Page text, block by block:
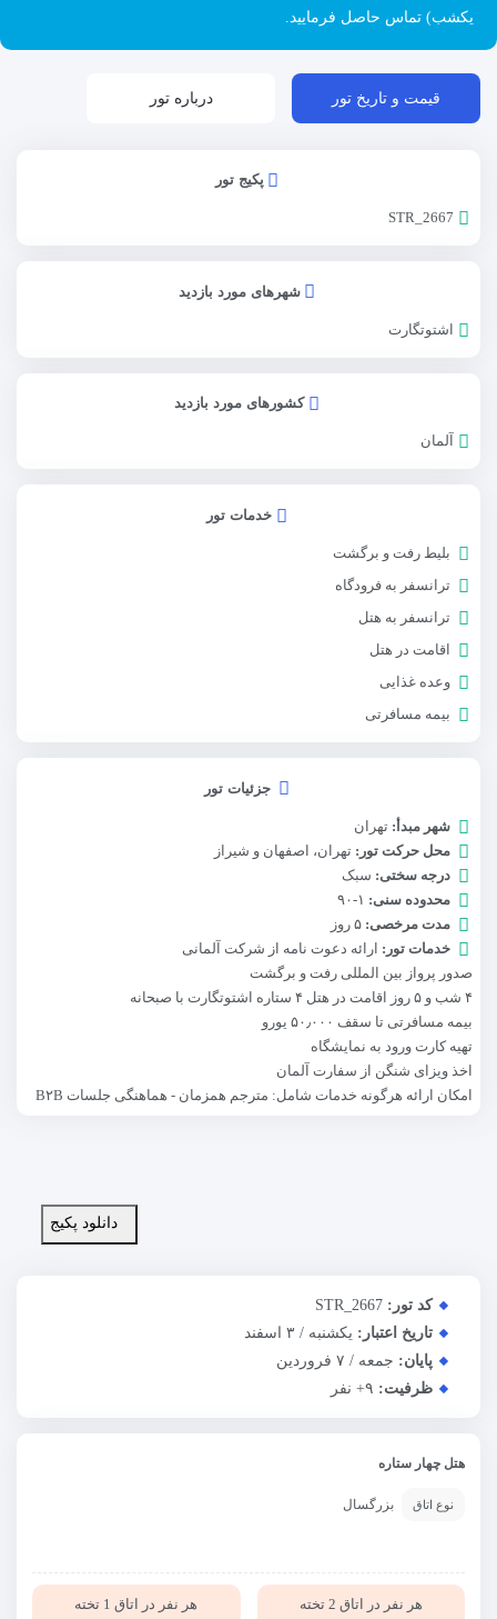
یکشب) تماس حاصل فرمایید.
قیمت و تاریخ تور درباره تور
پکیج تور
STR_2667
شهرهای مورد بازدید
اشتوتگارت
کشورهای مورد بازدید
آلمان
خدمات تور
بلیط رفت و برگشت
ترانسفر به فرودگاه
ترانسفر به هتل
اقامت در هتل
وعده غذایی
بیمه مسافرتی
جزئیات تور
شهر مبدأ: تهران
محل حرکت تور: تهران، اصفهان و شیراز
درجه سختی: سبک
محدوده سنی: ۱-۹۰
مدت مرخصی: ۵ روز
خدمات تور: ارائه دعوت نامه از شرکت آلمانی
صدور پرواز بین المللی رفت و برگشت
۴ شب و ۵ روز اقامت در هتل ۴ ستاره اشتوتگارت با صبحانه
بیمه مسافرتی تا سقف ۵۰٫۰۰۰ یورو
تهیه کارت ورود به نمایشگاه
اخذ ویزای شنگن از سفارت آلمان
امکان ارائه هرگونه خدمات شامل: مترجم همزمان - هماهنگی جلسات B۲B
دانلود پکیج
کد تور: STR_2667
تاریخ اعتبار: یکشنبه / ۳ اسفند
پایان: جمعه / ۷ فروردین
ظرفیت: +۹ نفر
هتل چهار ستاره
نوع اتاق بزرگسال
هر نفر در اتاق 2 تخته هر نفر در اتاق 1 تخته